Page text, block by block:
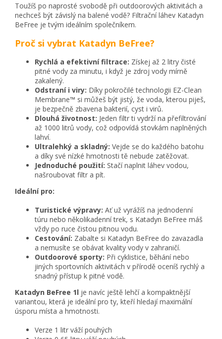
Toužíš po naprosté svobodě při outdoorových aktivitách a
nechceš být závislý na balené vodě? Filtrační láhev Katadyn
BeFree je tvým ideálním společníkem.
Proč si vybrat Katadyn BeFree?
Rychlá a efektivní filtrace: Získej až 2 litry čisté
pitné vody za minutu, i když je zdroj vody mírně
zakalený.
Odstraní i viry: Díky pokročilé technologii EZ-Clean
Membrane™ si můžeš být jistý, že voda, kterou piješ,
je bezpečně zbavena bakterií, cyst i virů.
Dlouhá životnost: Jeden filtr ti vydrží na přefiltrování
až 1000 litrů vody, což odpovídá stovkám naplněných
lahví.
Ultralehký a skladný: Vejde se do každého batohu
a díky své nízké hmotnosti tě nebude zatěžovat.
Jednoduché použití: Stačí naplnit láhev vodou,
našroubovat filtr a pít.
Ideální pro:
Turistické výpravy: Ať už vyrážíš na jednodenní
túru nebo několikadenní trek, s Katadyn BeFree máš
vždy po ruce čistou pitnou vodu.
Cestování: Zabalte si Katadyn BeFree do zavazadla
a nemusíte se obávat kvality vody v zahraničí.
Outdoorové sporty: Při cyklistice, běhání nebo
jiných sportovních aktivitách v přírodě oceníš rychlý a
snadný přístup k pitné vodě.
Katadyn BeFree 1l je navíc ještě lehčí a kompaktnější
variantou, která je ideální pro ty, kteří hledají maximální
úsporu místa a hmotnosti.
Verze 1 litr váží pouhých